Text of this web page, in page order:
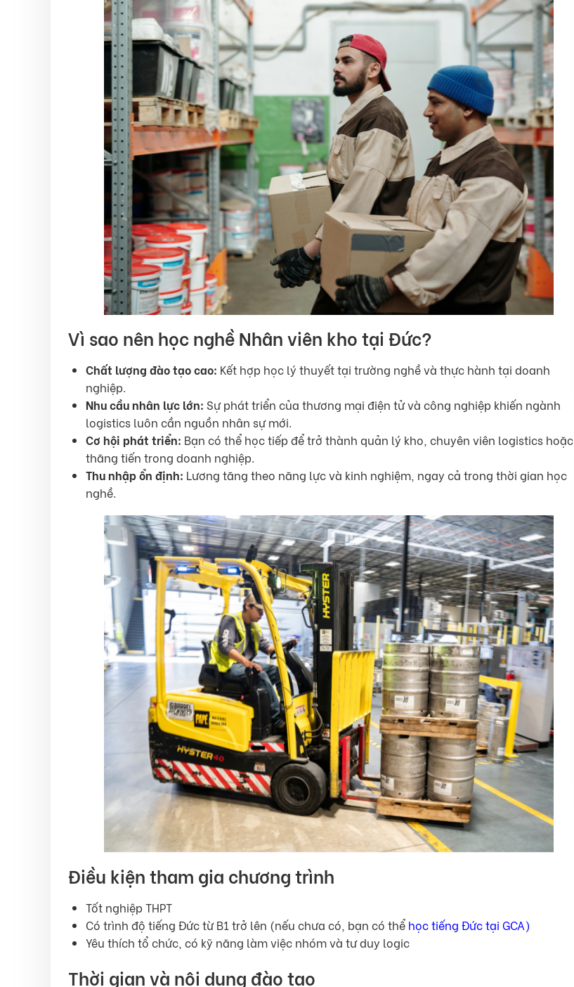
Vì sao nên học nghề Nhân viên kho tại Đức?
Chất lượng đào tạo cao: Kết hợp học lý thuyết tại trường nghề và thực hành tại doanh
nghiệp.
Nhu cầu nhân lực lớn: Sự phát triển của thương mại điện tử và công nghiệp khiến ngành
logistics luôn cần nguồn nhân sự mới.
Cơ hội phát triển: Bạn có thể học tiếp để trở thành quản lý kho, chuyên viên logistics hoặc
thăng tiến trong doanh nghiệp.
Thu nhập ổn định: Lương tăng theo năng lực và kinh nghiệm, ngay cả trong thời gian học
nghề.
Điều kiện tham gia chương trình
Tốt nghiệp THPT
Có trình độ tiếng Đức từ B1 trở lên (nếu chưa có, bạn có thể học tiếng Đức tại GCA)
Yêu thích tổ chức, có kỹ năng làm việc nhóm và tư duy logic
Thời gian và nội dung đào tạo